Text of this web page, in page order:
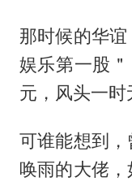
那时候的华
娱乐第一股
元，风头一时
可谁能想到
唤雨的大佬